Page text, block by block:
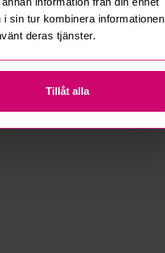
sin tur kombinera informationen
deras tjänster.
Tillåt alla